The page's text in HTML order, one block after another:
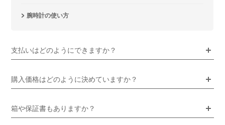
腕時計の使い方
支払いはどのようにできますか？
購入価格はどのように決めていますか？
箱や保証書もありますか？